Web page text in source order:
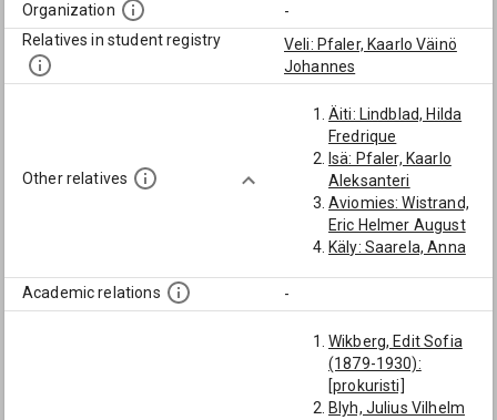
Organization
-
Relatives in student registry
Veli: Pfaler, Kaarlo Väinö
Johannes
Other relatives
Äiti: Lindblad, Hilda
Fredrique
Isä: Pfaler, Kaarlo
Aleksanteri
Aviomies: Wistrand,
Eric Helmer August
Käly: Saarela, Anna
Academic relations -
Wikberg, Edit Sofia
(1879-1930):
[prokuristi]
Blyh, Julius Vilhelm